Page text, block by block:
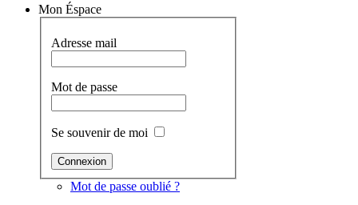
Mon Éspace
Adresse mail
Mot de passe
Se souvenir de moi
Mot de passe oublié ?